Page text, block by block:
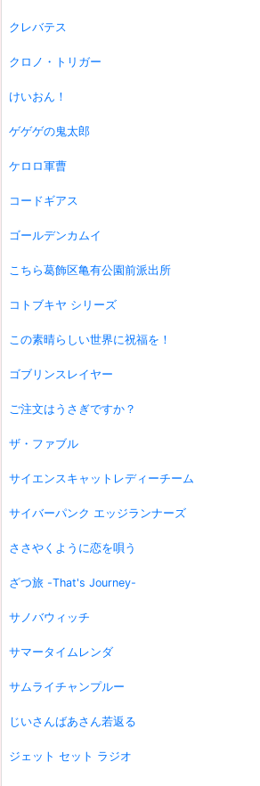
クレバテス
クロノ・トリガー
けいおん！
ゲゲゲの鬼太郎
ケロロ軍曹
コードギアス
ゴールデンカムイ
こちら葛飾区亀有公園前派出所
コトブキヤ シリーズ
この素晴らしい世界に祝福を！
ゴブリンスレイヤー
ご注文はうさぎですか？
ザ・ファブル
サイエンスキャットレディーチーム
サイバーパンク エッジランナーズ
ささやくように恋を唄う
ざつ旅 -That's Journey-
サノバウィッチ
サマータイムレンダ
サムライチャンプルー
じいさんばあさん若返る
ジェット セット ラジオ